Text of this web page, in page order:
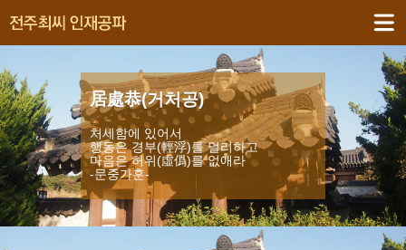
居處恭(거처공)
처세함에 있어서
행동은 경부(輕浮)를 멀리하고
마음은 허위(虛僞)를 없애라
-문중가훈-